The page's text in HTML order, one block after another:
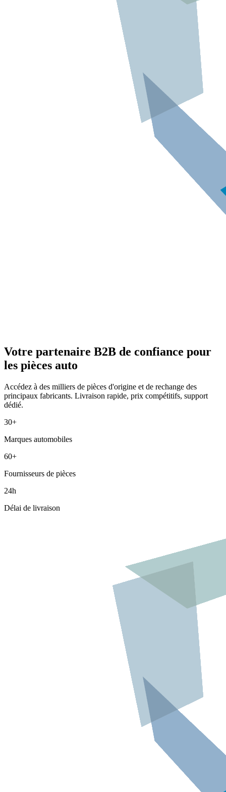
Votre partenaire B2B de confiance pour
les pièces auto
Accédez à des milliers de pièces d'origine et de rechange des
principaux fabricants. Livraison rapide, prix compétitifs, support
dédié.
30+
Marques automobiles
60+
Fournisseurs de pièces
24h
Délai de livraison